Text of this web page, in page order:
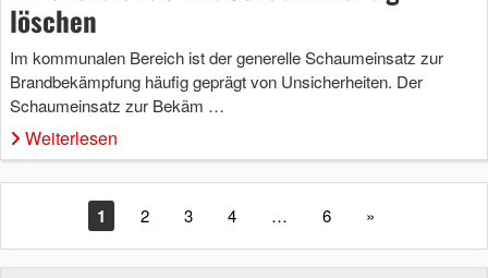
löschen
Im kommunalen Bereich ist der generelle Schaumeinsatz zur
Brandbekämpfung häufig geprägt von Unsicherheiten. Der
Schaumeinsatz zur Bekäm …
Weiterlesen
1 2 3 4 … 6 »